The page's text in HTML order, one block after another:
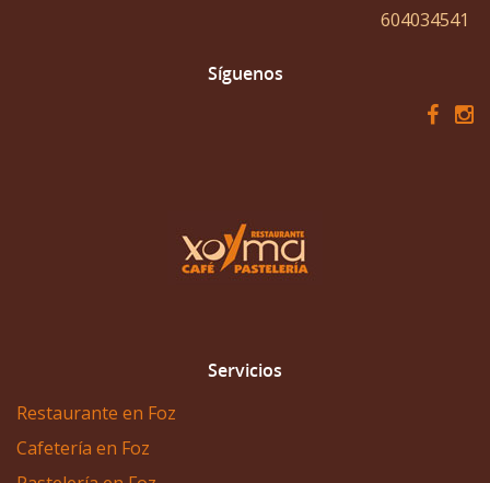
604034541
Síguenos
Servicios
Restaurante en Foz
Cafetería en Foz